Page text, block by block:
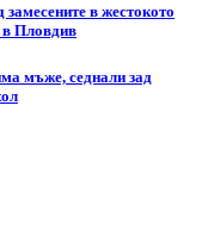
в жестокото
Пловдив
мъже, седнали зад